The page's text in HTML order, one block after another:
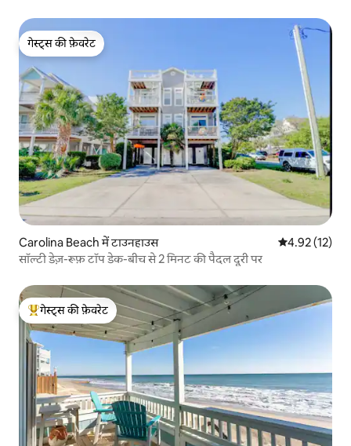
गेस्ट्स की फ़ेवरेट
गेस्ट्स की फ़ेवरेट
Carolina Beach में टाउनहाउस औसत रेटिंग 5 में
4.92 (12)
सॉल्टी डेज़-रूफ़ टॉप डेक-बीच से 2 मिनट की पैदल दूरी पर
गेस्ट्स का टॉप फ़ेवरेट
गेस्ट्स की फ़ेवरेट